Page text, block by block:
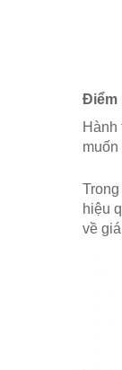
Điểm
Hành
hiệu
về